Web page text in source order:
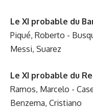
Le XI probable du
Piqué, Roberto -
Messi, Suarez
Le XI probable du
Ramos, Marcelo -
Benzema, Cristiano